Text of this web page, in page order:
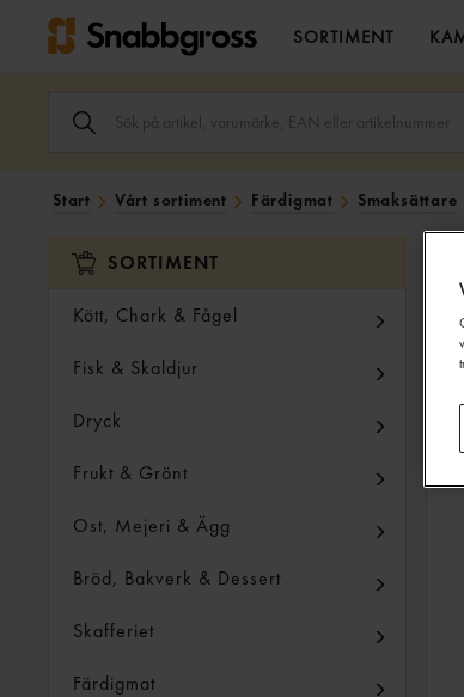
SORTIMENT
ARTIKEL,
ARTIKELNUMMER
SÖK
FÄLTET.
Start Vårt sortiment Färdigmat Smaksättare
SORTIMENT
Kött, Chark & Fågel
Fisk & Skaldjur
Dryck
Frukt & Grönt
Ost, Mejeri & Ägg
Bröd, Bakverk & Dessert
Skafferiet
Färdigmat